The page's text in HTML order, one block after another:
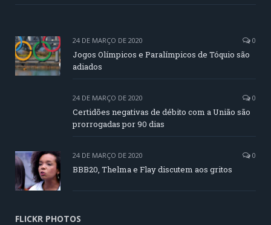
24 DE MARÇO DE 2020 0
Jogos Olímpicos e Paralímpicos de Tóquio são
adiados
24 DE MARÇO DE 2020 0
Certidões negativas de débito com a União são
prorrogadas por 90 dias
24 DE MARÇO DE 2020 0
BBB20, Thelma e Flay discutem aos gritos
FLICKR PHOTOS